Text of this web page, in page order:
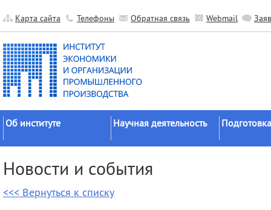
Карта сайта Телефоны Обратная связь Webmail
Об институте
Официальные документы
История
Научная деятельность
исследований
Новости и события
<<< Вернуться к списку